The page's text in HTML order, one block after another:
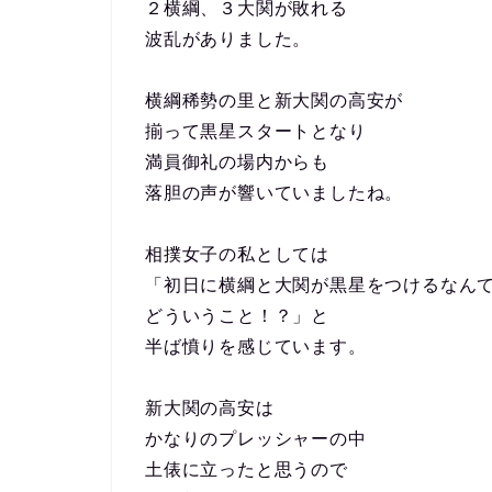
２横綱、３大関が敗れる
波乱がありました。
横綱稀勢の里と新大関の高安が
揃って黒星スタートとなり
満員御礼の場内からも
落胆の声が響いていましたね。
相撲女子の私としては
「初日に横綱と大関が黒星をつけるなん
どういうこと！？」と
半ば憤りを感じています。
新大関の高安は
かなりのプレッシャーの中
土俵に立ったと思うので